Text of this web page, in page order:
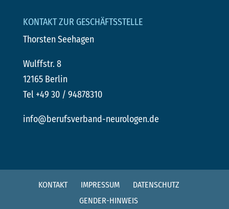
KONTAKT ZUR GESCHÄFTSSTELLE
Thorsten Seehagen
Wulffstr. 8
12165 Berlin
Tel +49 30 / 94878310
info@berufsverband-neurologen.de
KONTAKT IMPRESSUM
DATENSCHUTZ
GENDER-HINWEIS